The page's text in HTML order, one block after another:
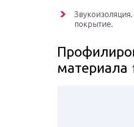
покрытие.
материала